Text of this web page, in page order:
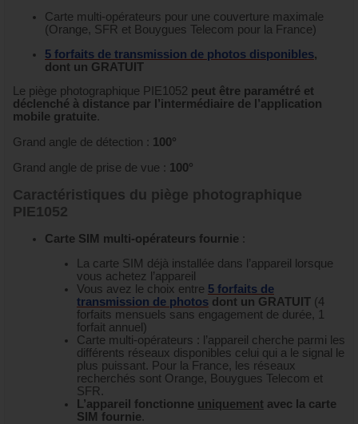
Carte multi-opérateurs pour une couverture maximale
(Orange, SFR et Bouygues Telecom pour la France)
5 forfaits de transmission de photos disponibles,
dont un GRATUIT
Le piège photographique PIE1052 peut être paramétré et
déclenché à distance par l’intermédiaire de l’application
mobile gratuite.
Grand angle de détection : 100°
Grand angle de prise de vue : 100°
Caractéristiques du piège photographique
PIE1052
Carte SIM multi-opérateurs fournie :
La carte SIM déjà installée dans l’appareil lorsque
vous achetez l’appareil
Vous avez le choix entre 5 forfaits de
transmission de photos dont un GRATUIT (4
forfaits mensuels sans engagement de durée, 1
forfait annuel)
Carte multi-opérateurs : l’appareil cherche parmi les
différents réseaux disponibles celui qui a le signal le
plus puissant. Pour la France, les réseaux
recherchés sont Orange, Bouygues Telecom et
SFR.
L’appareil fonctionne uniquement avec la carte
SIM fournie.